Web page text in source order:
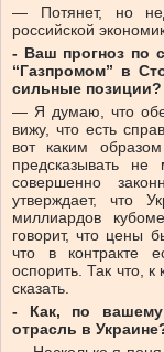
— Потянет, но
российской
- Ваш прогноз по
“Газпромом” в
сильные позиции?
— Я думаю, что обе
вижу, что есть
вот каким
предсказывать
совершенно
утверждает, что
миллиардов
говорит, что цены
что в контракте
оспорить. Так что,
сказать.
- Как, по вашему
отрасль в